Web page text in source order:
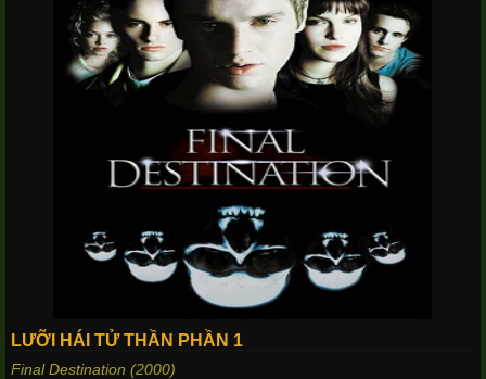
LƯỠI HÁI TỬ THẦN PHẦN 1
Final Destination (2000)